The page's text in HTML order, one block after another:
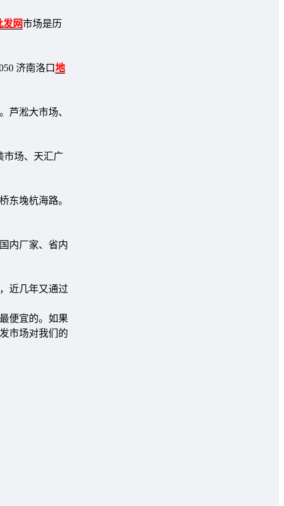
发网市场是历
济南洛口地
芦淞大市场、
市场、天汇广
东堍杭海路。
内厂家、省内
近几年又通过
便宜的。如果
市场对我们的